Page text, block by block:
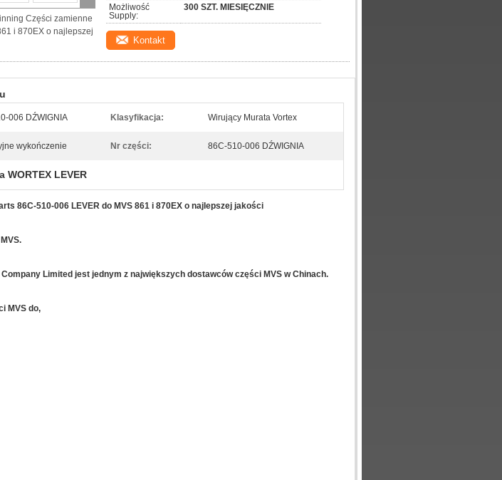
Części zamienne
i 870EX o najlepszej
Możliwość
Supply:
300 SZT. MIESIĘCZNIE
Kontakt
006 DŹWIGNIA Klasyfikacja: Wirujący Murata Vortex
wykończenie Nr części: 86C-510-006 DŹWIGNIA
WORTEX LEVER
86C-510-006 LEVER do MVS 861 i 870EX o najlepszej jakości
Limited jest jednym z największych dostawców części MVS w Chinach.
MVS do,